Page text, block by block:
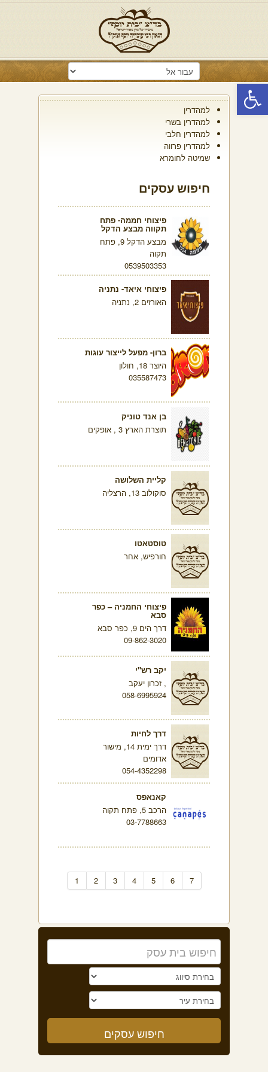
פתח סרגל נגישות
למהדרין
למהדרין בשרי
למהדרין חלבי
למהדרין פרווה
שמיטה לחומרא
חיפוש עסקים
פיצוחי חממה- פתח
תקווה מבצע הדקל
מבצע הדקל 9, פתח
תקוה
0539503353
פיצוחי איאד- נתניה
האורזים 2, נתניה
ברון- מפעל לייצור עוגות
היוצר 18, חולון
035587473
בן אנד טוניק
תוצרת הארץ 3 , אופקים
קליית השלושה
סוקולוב 13, הרצליה
טוסטאטו
חורפיש, אחר
פיצוחי החמניה – כפר
סבא
דרך הים 9, כפר סבא
09-862-3020
יקב רש"י
, זכרון יעקב
058-6995924
דרך לחיות
דרך ימית 14, מישור
אדומים
054-4352298
קאנאפס
הרכב 5, פתח תקוה
03-7788663
1 2 3 4 5 6 7